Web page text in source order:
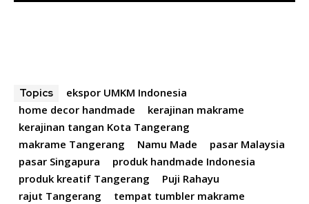
Topics
ekspor UMKM Indonesia
home decor handmade
kerajinan makrame
kerajinan tangan Kota Tangerang
makrame Tangerang
Namu Made
pasar Malaysia
pasar Singapura
produk handmade Indonesia
produk kreatif Tangerang
Puji Rahayu
rajut Tangerang
tempat tumbler makrame